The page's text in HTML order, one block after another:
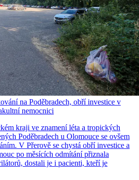
na Poděbradech, obří investice v
nemocnici
kraji ve znamení léta a tropických
Poděbradech u Olomouce se ovšem
V Přerově se chystá obří investice a
po měsících odmítání přiznala
dostali je i pacienti, kteří je